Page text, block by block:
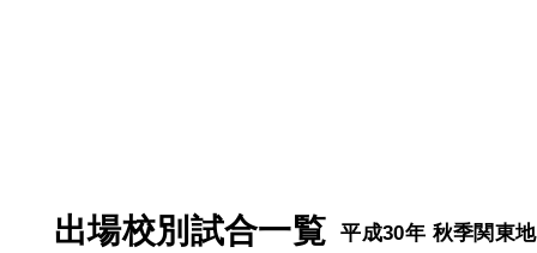
出場校別試合一覧 平成30年 秋季関東